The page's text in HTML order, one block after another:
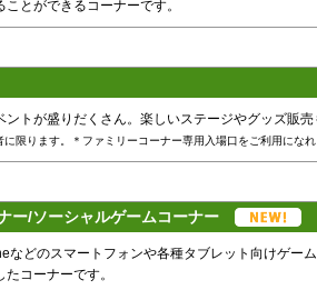
とができるコーナーです。
トが盛りだくさん。楽しいステージやグッズ販売
限ります。＊ファミリーコーナー専用入場口をご利用になれ
ー/ソーシャルゲームコーナー
どのスマートフォンや各種タブレット向けゲー
コーナーです。